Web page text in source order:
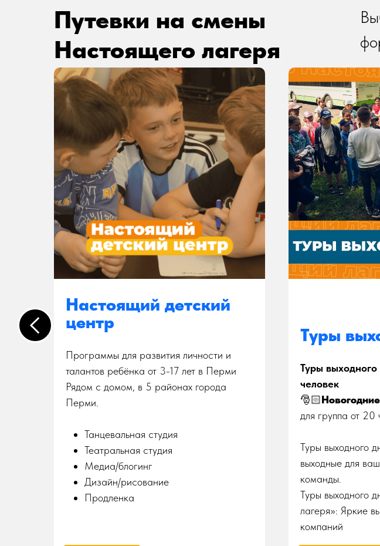
Путевки на смены
Настоящего лагеря
Настоящий детский
центр
Программы для развития личности и
талантов ребёнка от 3-17 лет в Перми
Рядом с домом, в 5 районах города
Перми.
Танцевальная студия
Театральная студия
Медиа/блогинг
Дизайн/рисование
Продленка
Туры
Туры
человек
🎅🏻
для группа от 20
Туры выходного
выходные для
команды.
Туры выходного
лагеря»: Яркие
компаний